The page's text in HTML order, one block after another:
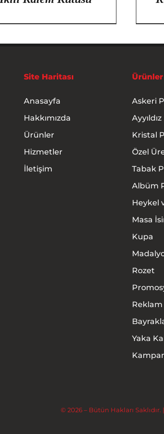
Site Haritası
Anasayfa
Hakkımızda
Ürünler
Hizmetler
İletişim
Ürünler
Askeri
Kristal
Özel
Tabak
Albüm
Heykel
Masa
Kupa
Rozet
Reklam
Yaka
© 2026 – Bütün Hakları Saklıdır. |
Anasayfa
Hakkımızda
Ürünler